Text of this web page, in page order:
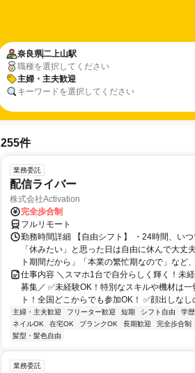
奈良県二上山駅
職種を選択してください
主婦・主夫歓迎
キーワードを選択してください
255件
業務委託
配信ライバー
株式会社Activation
完全歩合制
フルリモート
勤務時間詳細 【自由シフト】 ・24時間、い
「休みたい」と思った日は自由に休んで大丈
ト期間だから」「本業の繁忙期なので」など
仕事内容 ＼スマホ1台で自分らしく輝く！未
募集／ ✅未経験OK！特別なスキルや機材は
ト！全国どこからでも参加OK！ ✅顔出しなし
主婦・主夫歓迎 フリーター歓迎 短期 シフト自由 学
ネイルOK
在宅OK ブランクOK 長期歓迎 完全歩合制
髪型・髪色自由
業務委託